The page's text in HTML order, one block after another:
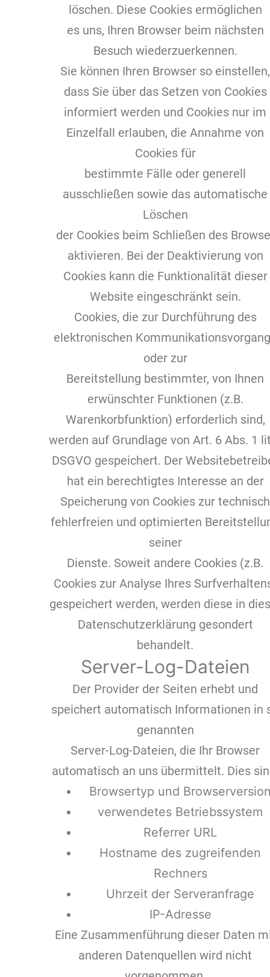
löschen. Diese Cookies ermöglichen
es uns, Ihren Browser beim nächsten
Besuch wiederzuerkennen.
Sie können Ihren Browser so einstellen,
dass Sie über das Setzen von Cookies
informiert werden und Cookies nur im
Einzelfall erlauben, die Annahme von
Cookies für
bestimmte Fälle oder generell
ausschließen sowie das automatische
Löschen
der Cookies beim Schließen des
aktivieren. Bei der Deaktivierung von
Cookies kann die Funktionalität dieser
Website eingeschränkt sein.
Cookies, die zur Durchführung des
elektronischen
oder zur
Bereitstellung bestimmter, von Ihnen
erwünschter Funktionen (z.B.
Warenkorbfunktion) erforderlich sind,
werden auf Grundlage von Art. 6 Abs. 1
DSGVO gespeichert. Der
hat ein berechtigtes Interesse an der
Speicherung von Cookies zur technisch
fehlerfreien und optimierten
seiner
Dienste. Soweit andere Cookies (z.B.
Cookies zur Analyse Ihres
gespeichert werden, werden diese in
Datenschutzerklärung gesondert
behandelt.
Server-Log-Dateien
Der Provider der Seiten erhebt und
speichert automatisch Informationen in
genannten
Server-Log-Dateien, die Ihr Browser
automatisch an uns übermittelt. Dies
Browsertyp und
verwendetes Betriebssystem
Referrer URL
Hostname des zugreifenden
Rechners
Uhrzeit der Serveranfrage
IP-Adresse
Eine Zusammenführung dieser Daten
anderen Datenquellen wird nicht